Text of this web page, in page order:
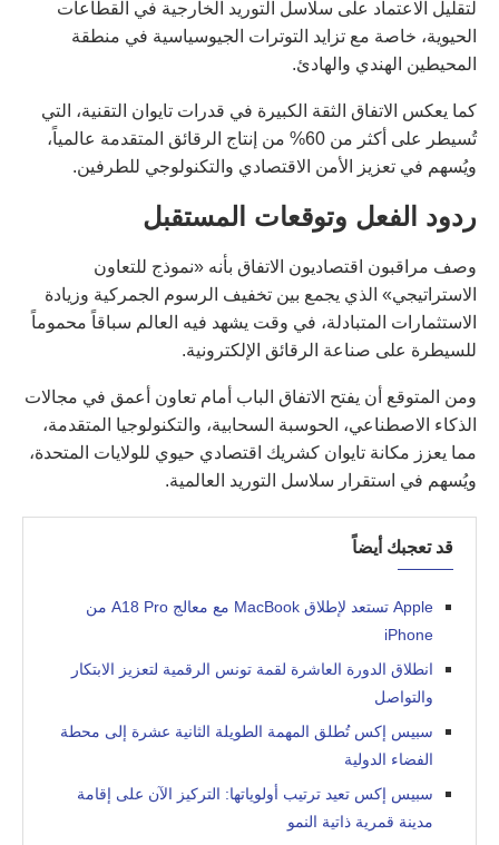
لتقليل الاعتماد على سلاسل التوريد الخارجية في القطاعات
الحيوية، خاصة مع تزايد التوترات الجيوسياسية في منطقة
المحيطين الهندي والهادئ.
كما يعكس الاتفاق الثقة الكبيرة في قدرات تايوان التقنية، التي
تُسيطر على أكثر من 60% من إنتاج الرقائق المتقدمة عالمياً،
ويُسهم في تعزيز الأمن الاقتصادي والتكنولوجي للطرفين.
ردود الفعل وتوقعات المستقبل
وصف مراقبون اقتصاديون الاتفاق بأنه «نموذج للتعاون
الاستراتيجي» الذي يجمع بين تخفيف الرسوم الجمركية وزيادة
الاستثمارات المتبادلة، في وقت يشهد فيه العالم سباقاً محموماً
للسيطرة على صناعة الرقائق الإلكترونية.
ومن المتوقع أن يفتح الاتفاق الباب أمام تعاون أعمق في مجالات
الذكاء الاصطناعي، الحوسبة السحابية، والتكنولوجيا المتقدمة،
مما يعزز مكانة تايوان كشريك اقتصادي حيوي للولايات المتحدة،
ويُسهم في استقرار سلاسل التوريد العالمية.
قد تعجبك أيضاً
Apple تستعد لإطلاق MacBook مع معالج A18 Pro من
iPhone
انطلاق الدورة العاشرة لقمة تونس الرقمية لتعزيز الابتكار
والتواصل
سبيس إكس تُطلق المهمة الطويلة الثانية عشرة إلى محطة
الفضاء الدولية
سبيس إكس تعيد ترتيب أولوياتها: التركيز الآن على إقامة
مدينة قمرية ذاتية النمو